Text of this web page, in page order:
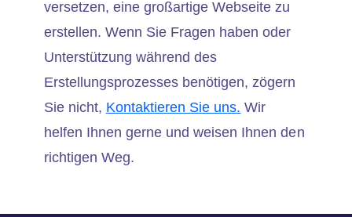
versetzen, eine großartige Webseite zu
erstellen. Wenn Sie Fragen haben oder
Unterstützung während des
Erstellungsprozesses benötigen, zögern
Sie nicht, Kontaktieren Sie uns. Wir
helfen Ihnen gerne und weisen Ihnen den
richtigen Weg.